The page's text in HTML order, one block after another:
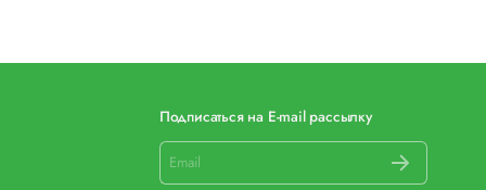
Подписаться на E-mail рассылку